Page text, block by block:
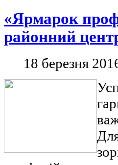
«Ярмарок
районний
18 березня